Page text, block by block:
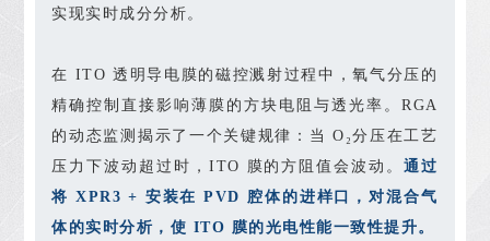
实现实时成分分析。
在 ITO 透明导电膜的磁控溅射过程中，氧气分压的
精确控制直接影响薄膜的方块电阻与透光率。RGA
的动态监测揭示了一个关键规律：当 O₂分压在工艺
压力下波动超过时，ITO 膜的方阻值会波动。通过
将 XPR3 + 安装在 PVD 腔体的进样口，对混合气
体的实时分析，使 ITO 膜的光电性能一致性提升。